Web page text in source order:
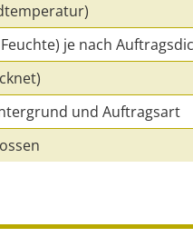
Feuchte) je nach
und Auftragsart